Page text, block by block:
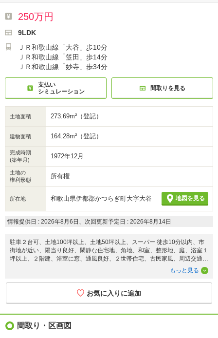
250万円
9LDK
ＪＲ和歌山線「大谷」歩10分
ＪＲ和歌山線「笠田」歩14分
ＪＲ和歌山線「妙寺」歩34分
支払い
シミュレーション
間取りを見る
土地面積 273.69m²（登記）
建物面積 164.28m²（登記）
完成時期
(築年月)
1972年12月
土地の
権利形態
所有権
所在地 和歌山県伊都郡かつらぎ町大字大谷 地図を見る
情報提供日 : 2026年8月6日、次回更新予定日 : 2026年8月14日
駐車２台可、土地100坪以上、土地50坪以上、スーパー 徒歩10分以内、市
街地が近い、陽当り良好、閑静な住宅地、角地、和室、整形地、庭、浴室１
坪以上、２階建、浴室に窓、通風良好、２世帯住宅、古民家風、周辺交通量
間取り・区画図